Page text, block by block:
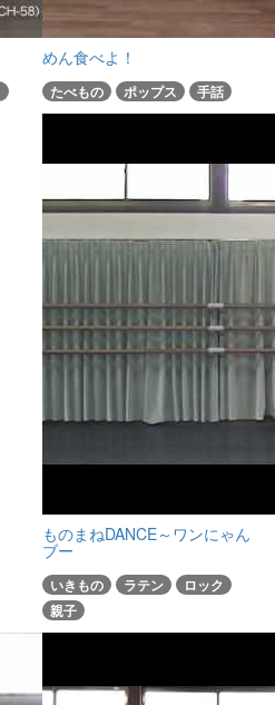
めん食べよ！
たべもの ポップス 手話
ものまねDANCE～ワンにゃん
ブー
いきもの ラテン
ロック
親子